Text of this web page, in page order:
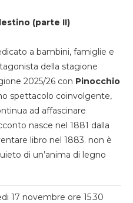
(parte II)
a bambini, famiglie e
della stagione
2025/26 con Pinocchio
spettacolo coinvolgente,
ad affascinare
nasce nel 1881 dalla
libro nel 1883. non è
di un’anima di legno
17 novembre ore 15.30